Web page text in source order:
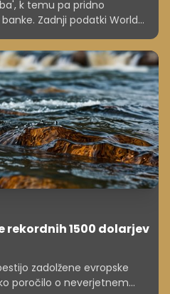
k temu pa pridno
Zadnji podatki World
države imajo v lasti
rekordnih 1500 dolarjev
zadolžene evropske
poročilo o neverjetnem